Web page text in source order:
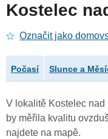
Kostelec
Označit jako
Počasí Slunce a
V lokalitě Kostelec
by měřila kvalitu
najdete na mapě.